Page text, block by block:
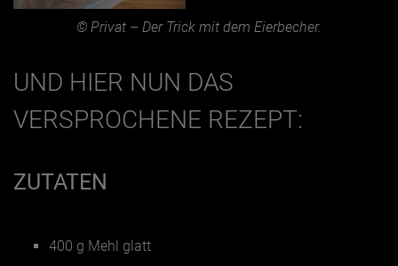
© Privat – Der Trick mit dem Eierbecher.
UND HIER NUN DAS
VERSPROCHENE REZEPT:
ZUTATEN
400 g Mehl glatt